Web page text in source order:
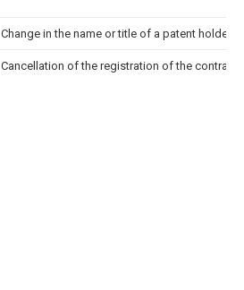
Change in the name or title of a patent holder
Cancellation of the registration of the